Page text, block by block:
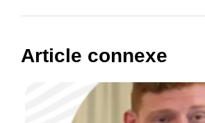
Article connexe